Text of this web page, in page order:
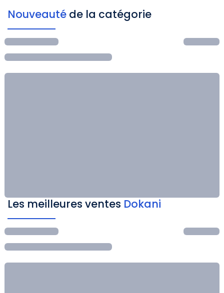
Nouveauté de la catégorie
Les meilleures ventes Dokani